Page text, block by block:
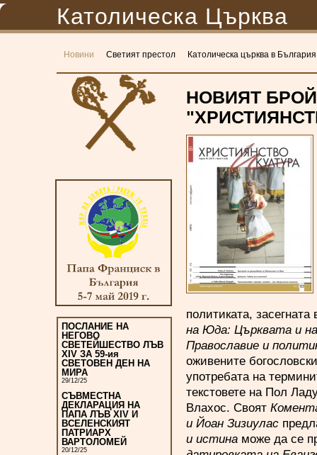
Католическа Църква
Новини Светият престол Католическа църква в България
ПОСЛАНИЕ НА
НЕГОВО
СВЕТЕЙШЕСТВО ЛЪВ
XIV ЗА 59-ия
СВЕТОВЕН ДЕН НА
МИРА
29/12/25
СЪВМЕСТНА
ДЕКЛАРАЦИЯ НА
ПАПА ЛЪВ XIV И
ВСЕЛЕНСКИЯТ
ПАТРИАРХ
ВАРТОЛОМЕЙ
20/12/25
НОВИЯТ
политиката,
на Юда: Църквата и
Православие и
оживените
употребата на
текстовете на Пол
Влахос. Своят
и Йоан Зизиулас
и истина може да се